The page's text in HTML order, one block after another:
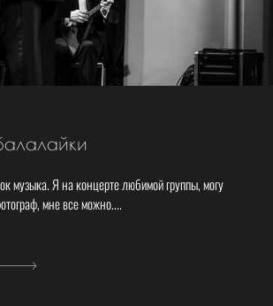
музыка. Я на концерте любимой группы, могу
мне все можно....